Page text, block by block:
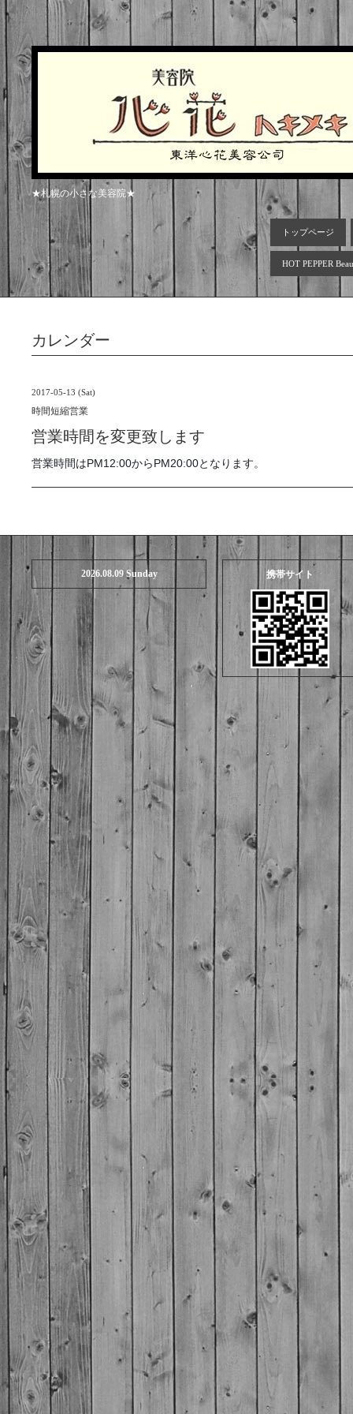
★札幌の小さな美容院★
トップページ
HOT PEPPER
カレンダー
2017-05-13 (Sat)
時間短縮営業
営業時間を変更致します
営業時間はPM12:00からPM20:00となります。
2026.08.09 Sunday 携帯サイト